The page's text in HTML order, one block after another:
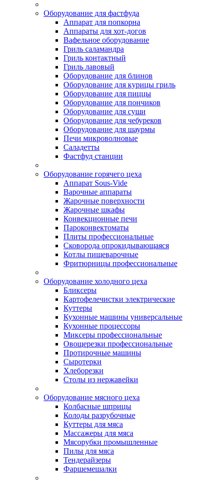
Оборудование для фастфуда
Аппарат для попкорна
Аппараты для хот-догов
Вафельное оборудование
Гриль саламандра
Гриль контактный
Гриль лавовый
Оборудование для блинов
Оборудование для курицы гриль
Оборудование для пиццы
Оборудование для пончиков
Оборудование для суши
Оборудование для чебуреков
Оборудование для шаурмы
Печи микроволновые
Саладетты
Фастфуд станции
Оборудование горячего цеха
Аппарат Sous-Vide
Варочные аппараты
Жарочные поверхности
Жарочные шкафы
Конвекционные печи
Пароконвектоматы
Плиты профессиональные
Сковорода опрокидывающаяся
Котлы пищеварочные
Фритюрницы профессиональные
Оборудование холодного цеха
Бликсеры
Картофелечистки электрические
Куттеры
Кухонные машины универсальные
Кухонные процессоры
Миксеры профессиональные
Овощерезки профессиональные
Протирочные машины
Сыротерки
Хлеборезки
Столы из нержавейки
Оборудование мясного цеха
Колбасные шприцы
Колоды разрубочные
Куттеры для мяса
Массажеры для мяса
Мясорубки промышленные
Пилы для мяса
Тендерайзеры
Фаршемешалки